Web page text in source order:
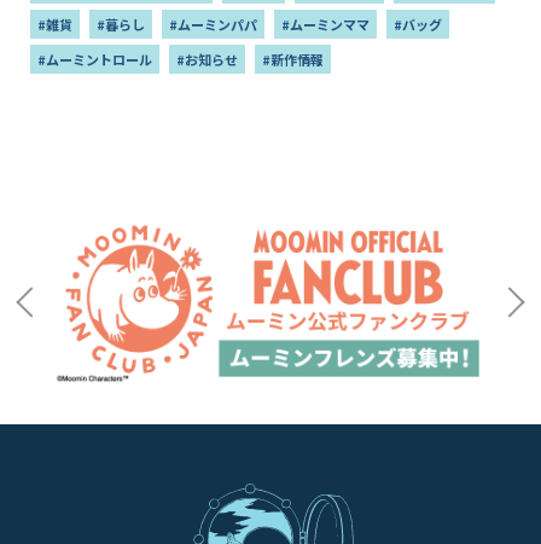
#雑貨
#暮らし #ムーミンパパ #ムーミンママ
#バッグ
#ムーミントロール
#お知らせ #新作情報